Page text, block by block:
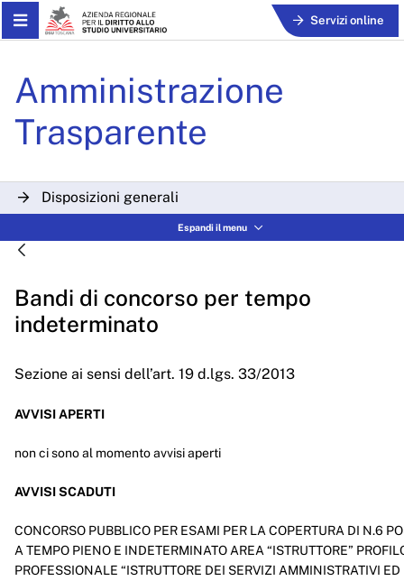
Skip to Main Content Servizi online
Amministrazione
Trasparente
Disposizioni generali
Personale
Performance
Enti controllati
Attività e procedimenti
Provvedimenti
Provvedimenti dirigenti amministrativi
Espandi il menu
Bandi di concorso per tempo
indeterminato
Sezione ai sensi dell’art. 19 d.lgs. 33/2013
AVVISI APERTI
non ci sono al momento avvisi aperti
AVVISI SCADUTI
CONCORSO PUBBLICO PER ESAMI PER LA COPERTURA DI N.6
A TEMPO PIENO E INDETERMINATO AREA “ISTRUTTORE”
PROFESSIONALE “ISTRUTTORE DEI SERVIZI AMMINISTRATIVI ED